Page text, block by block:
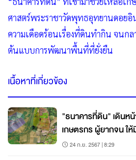
ศาสตร์พระราชาวัดพุทธอุทยานดอยอิ
ความเดือดร้อนเรื่องที่ดินทำกิน จนก
ต้นแบบการพัฒนาพื้นที่ที่ยั่งยืน
เนื้อหาที่เกี่ยวข้อง
"ธนาคารที่ดิน" เดินห
เกษตรกร ผู้ยากจน ใ
24 ก.ย. 2567 | 8:29